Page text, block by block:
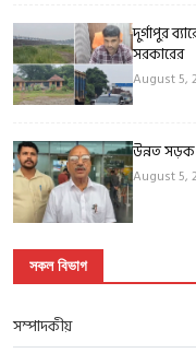
দুর্গাপুর
সরকারের
August 5,
উন্নত
August 5,
সকল বিভাগ
সম্পাদকীয়